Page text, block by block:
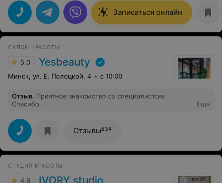
Записаться онлайн
САЛОН КРАСОТЫ
5.0 Yesbeauty
Минск, ул. Е. Полоцкой, 4 с 10:00
Отзыв. Приятное знакомство со специалистом.
Спасибо.
Еще
Отзывы834
СТУДИЯ КРАСОТЫ
4.6 IVORY studio